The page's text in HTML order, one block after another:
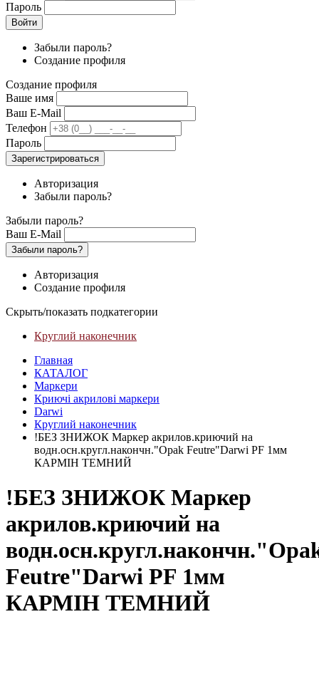
Пароль
Войти
Забыли пароль?
Создание профиля
Создание профиля
Ваше имя
Ваш E-Mail
Телефон
Пароль
Зарегистрироваться
Авторизация
Забыли пароль?
Забыли пароль?
Ваш E-Mail
Забыли пароль?
Авторизация
Создание профиля
Скрыть/показать подкатегории
Круглий наконечник
Главная
КАТАЛОГ
Маркери
Криючі акрилові маркери
Darwi
Круглий наконечник
!БЕЗ ЗНИЖОК Маркер акрилов.криючий на
водн.осн.кругл.накончн."Opak Feutre"Darwi PF 1мм
КАРМІН ТЕМНИЙ
!БЕЗ ЗНИЖОК Маркер
акрилов.криючий на
Feutre"Darwi PF 1мм
КАРМІН ТЕМНИЙ